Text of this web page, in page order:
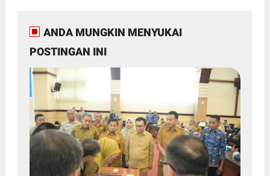
ANDA MUNGKIN MENYUKAI
POSTINGAN INI